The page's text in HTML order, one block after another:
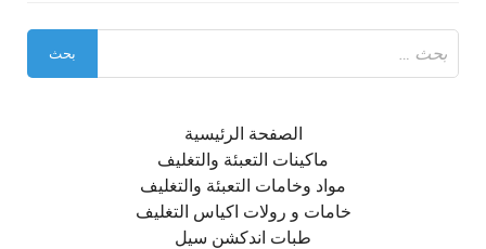
عن:
الصفحة الرئيسية
ماكينات التعبئة والتغليف
مواد وخامات التعبئة والتغليف
خامات و رولات اكياس التغليف
طبات اندكشن سيل